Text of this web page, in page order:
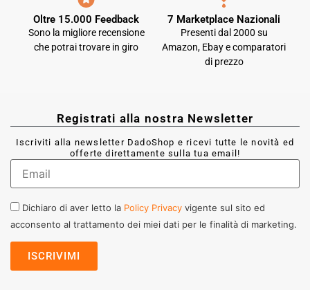
Oltre 15.000 Feedback
Sono la migliore recensione
che potrai trovare in giro
7 Marketplace Nazionali
Presenti dal 2000 su
Amazon, Ebay e comparatori
di prezzo
Registrati alla nostra Newsletter
Iscriviti alla newsletter DadoShop e ricevi tutte le novità ed
offerte direttamente sulla tua email!
Dichiaro di aver letto la Policy Privacy vigente sul sito ed
acconsento al trattamento dei miei dati per le finalità di marketing.